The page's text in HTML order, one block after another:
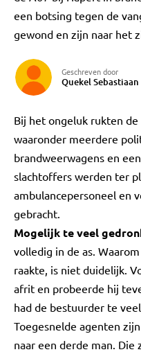
een botsing tegen de
gewond en zijn naar het
Geschreven door
Quekel Sebastiaan
Bij het ongeluk rukten
waaronder meerdere
brandweerwagens en
slachtoffers werden ter
ambulancepersoneel en
gebracht.
Mogelijk te veel
volledig in de as.
raakte, is niet duidelijk.
afrit en probeerde hij
had de bestuurder te
Toegesnelde agenten
naar een derde man.